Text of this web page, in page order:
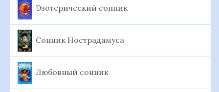
Эзотерический сонник
Сонник Нострадамуса
Любовный сонник